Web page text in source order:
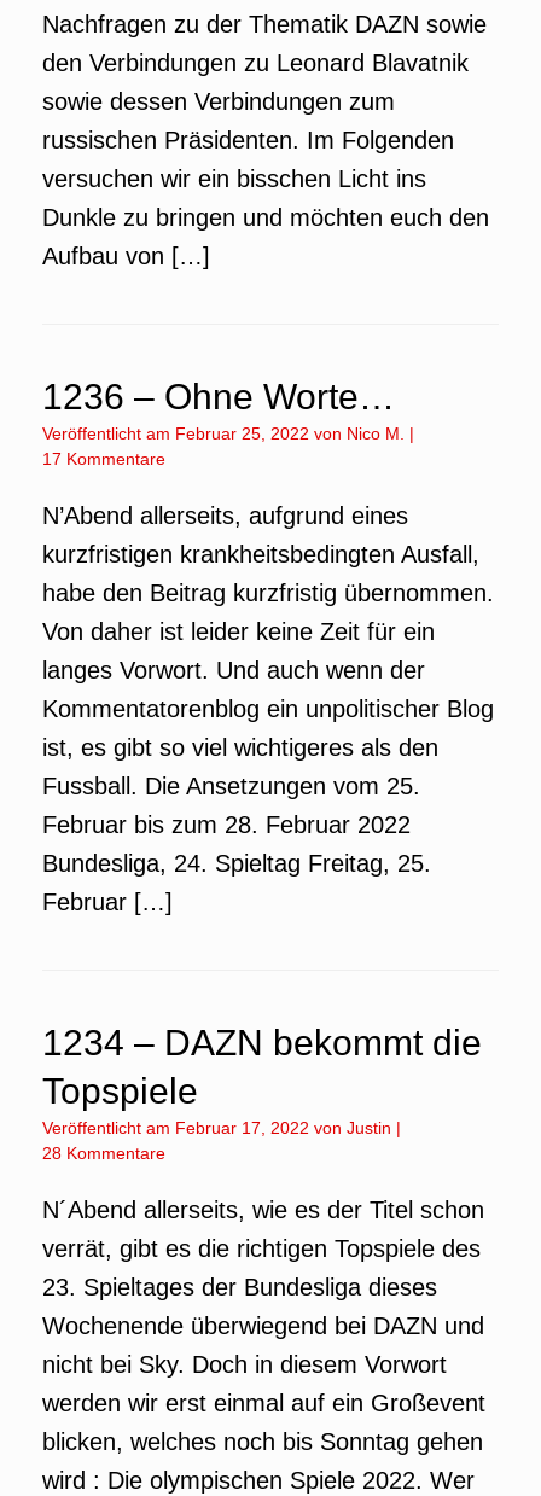
Nachfragen zu der Thematik DAZN sowie
den Verbindungen zu Leonard Blavatnik
sowie dessen Verbindungen zum
russischen Präsidenten. Im Folgenden
versuchen wir ein bisschen Licht ins
Dunkle zu bringen und möchten euch den
Aufbau von […]
1236 – Ohne Worte…
Veröffentlicht am Februar 25, 2022 von Nico M.
|
17 Kommentare
N’Abend allerseits, aufgrund eines
kurzfristigen krankheitsbedingten Ausfall,
habe den Beitrag kurzfristig übernommen.
Von daher ist leider keine Zeit für ein
langes Vorwort. Und auch wenn der
Kommentatorenblog ein unpolitischer Blog
ist, es gibt so viel wichtigeres als den
Fussball. Die Ansetzungen vom 25.
Februar bis zum 28. Februar 2022
Bundesliga, 24. Spieltag Freitag, 25.
Februar […]
1234 – DAZN bekommt die
Topspiele
Veröffentlicht am Februar 17, 2022 von Justin |
28 Kommentare
N´Abend allerseits, wie es der Titel schon
verrät, gibt es die richtigen Topspiele des
23. Spieltages der Bundesliga dieses
Wochenende überwiegend bei DAZN und
nicht bei Sky. Doch in diesem Vorwort
werden wir erst einmal auf ein Großevent
blicken, welches noch bis Sonntag gehen
wird : Die olympischen Spiele 2022. Wer